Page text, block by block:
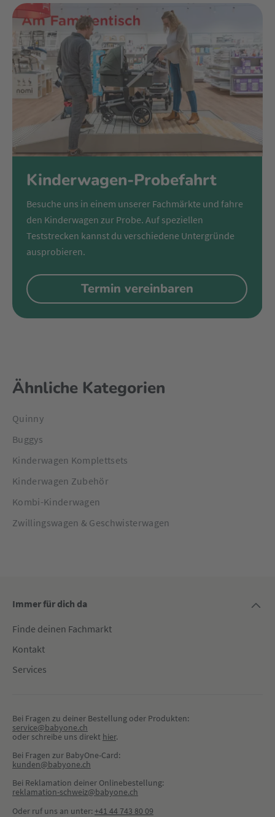
Kinderwagen-Probefahrt
Besuche uns in einem unserer Fachmärkte und fahre
den Kinderwagen zur Probe. Auf speziellen
Teststrecken kannst du verschiedene Untergründe
ausprobieren.
Termin vereinbaren
Ähnliche Kategorien
Quinny
Buggys
Kinderwagen Komplettsets
Kinderwagen Zubehör
Kombi-Kinderwagen
Zwillingswagen & Geschwisterwagen
Immer für dich da
Finde deinen Fachmarkt
Kontakt
Services
Bei Fragen zu deiner Bestellung oder Produkten:
service@babyone.ch
oder schreibe uns direkt hier.
Bei Fragen zur BabyOne-Card:
kunden@babyone.ch
Bei Reklamation deiner Onlinebestellung:
reklamation-schweiz@babyone.ch
Oder ruf uns an unter:+41 44 743 80 09